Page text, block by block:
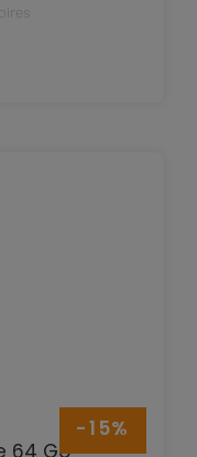
64 Go
-15%